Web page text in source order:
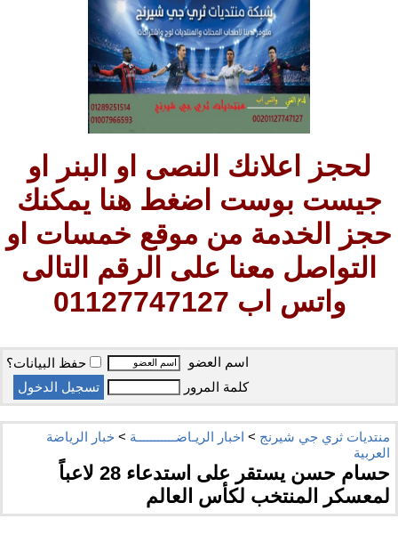
لحجز اعلانك النصى او البنر او
جيست بوست اضغط هنا يمكنك
حجز الخدمة من موقع خمسات او
التواصل معنا على الرقم التالى
واتس اب 01127747127
اسم العضو
حفظ البيانات؟
كلمة المرور
منتديات ثري جي شيرنج > اخبار الريـاضـــــــــــة > خبار الرياضة
العربية
حسام حسن يستقر على استدعاء 28 لاعباً
لمعسكر المنتخب لكأس العالم